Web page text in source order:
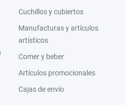
Cuchillos y cubiertos
Manufacturas y artículos
artísticos
Comer y beber
Artículos promocionales
Cajas de envío